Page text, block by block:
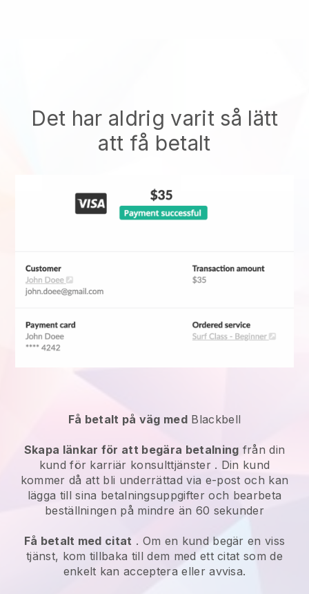
Det har aldrig varit så lätt
att få betalt
Få betalt på väg med Blackbell
Skapa länkar för att begära betalning från din
kund för karriär konsulttjänster. Din kund
kommer då att bli underrättad via e-post och kan
lägga till sina betalningsuppgifter och bearbeta
beställningen på mindre än 60 sekunder
Få betalt med citat . Om en kund begär en viss
tjänst, kom tillbaka till dem med ett citat som de
enkelt kan acceptera eller avvisa.